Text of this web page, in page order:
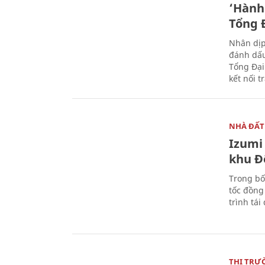
Tổng
Nhân
đánh
Tổng
kết nối
NHÀ ĐẤT
Izumi
khu
Trong
tốc
trình tái
THỊ